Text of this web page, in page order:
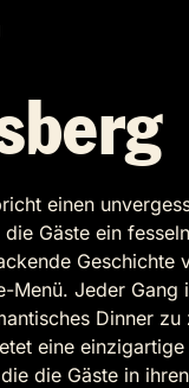
einen
Gäste ein
Geschichte
Menü. Jeder
Dinner
eine
die Gäste in